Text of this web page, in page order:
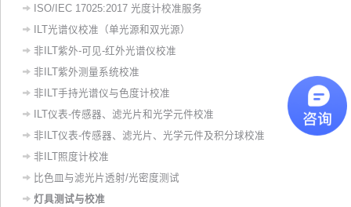
ISO/IEC 17025:2017 光度计校准服务
ILT光谱仪校准（单光源和双光源）
非ILT紫外-可见-红外光谱仪校准
非ILT紫外测量系统校准
非ILT手持光谱仪与色度计校准
ILT仪表-传感器、滤光片和光学元件校准
非ILT仪表-传感器、滤光片、光学元件及积分球校准
非ILT照度计校准
比色皿与滤光片透射/光密度测试
灯具测试与校准